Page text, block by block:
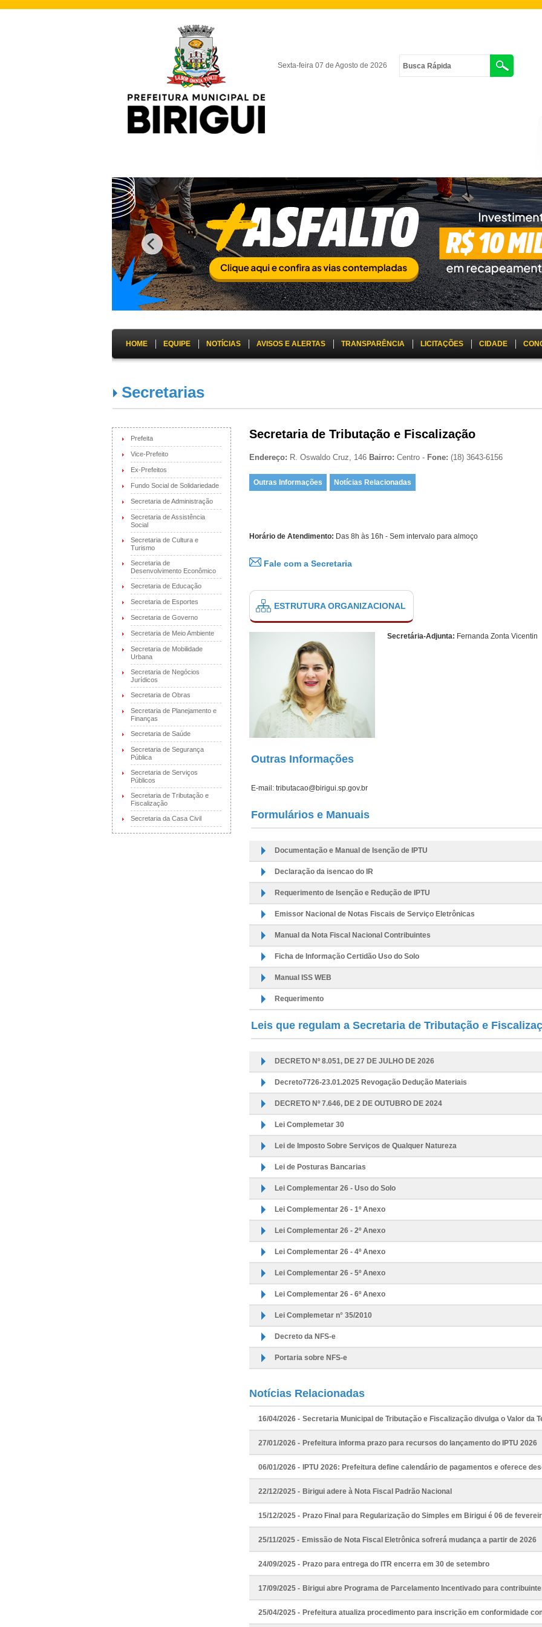
Sexta-feira 07 de Agosto de 2026
HOME EQUIPE NOTÍCIAS AVISOS E ALERTAS TRANSPARÊNCIA LICITAÇÕES CIDADE
Secretarias
Prefeita
Vice-Prefeito
Ex-Prefeitos
Fundo Social de Solidariedade
Secretaria de Administração
Secretaria de Assistência
Social
Secretaria de Cultura e
Turismo
Secretaria de
Desenvolvimento Econômico
Secretaria de Educação
Secretaria de Esportes
Secretaria de Governo
Secretaria de Meio Ambiente
Secretaria de Mobilidade
Urbana
Secretaria de Negócios
Jurídicos
Secretaria de Obras
Secretaria de Planejamento e
Finanças
Secretaria de Saúde
Secretaria de Segurança
Pública
Secretaria de Serviços
Públicos
Secretaria de Tributação e
Fiscalização
Secretaria da Casa Civil
Secretaria de Tributação e Fiscalização
Endereço: R. Oswaldo Cruz, 146 Bairro: Centro - Fone: (18) 3643-6156
Outras Informações Notícias Relacionadas
Horário de Atendimento: Das 8h às 16h - Sem intervalo para almoço
Fale com a Secretaria
ESTRUTURA ORGANIZACIONAL
Secretária-Adjunta: Fernanda Zonta Vicentin
Outras Informações
E-mail: tributacao@birigui.sp.gov.br
Formulários e Manuais
Documentação e Manual de Isenção de IPTU
Declaração da isencao do IR
Requerimento de Isenção e Redução de IPTU
Emissor Nacional de Notas Fiscais de Serviço Eletrônicas
Manual da Nota Fiscal Nacional Contribuintes
Ficha de Informação Certidão Uso do Solo
Manual ISS WEB
Requerimento
Leis que regulam a Secretaria de Tributação e
DECRETO Nº 8.051, DE 27 DE JULHO DE 2026
Decreto7726-23.01.2025 Revogação Dedução Materiais
DECRETO Nº 7.646, DE 2 DE OUTUBRO DE 2024
Lei Complemetar 30
Lei de Imposto Sobre Serviços de Qualquer Natureza
Lei de Posturas Bancarias
Lei Complementar 26 - Uso do Solo
Lei Complementar 26 - 1º Anexo
Lei Complementar 26 - 2º Anexo
Lei Complementar 26 - 4º Anexo
Lei Complementar 26 - 5º Anexo
Lei Complementar 26 - 6º Anexo
Lei Complemetar n° 35/2010
Decreto da NFS-e
Portaria sobre NFS-e
Notícias Relacionadas
16/04/2026 - Secretaria Municipal de Tributação e Fiscalização divulga o Valor da
27/01/2026 - Prefeitura informa prazo para recursos do lançamento do IPTU 2026
06/01/2026 - IPTU 2026: Prefeitura define calendário de pagamentos e oferece
22/12/2025 - Birigui adere à Nota Fiscal Padrão Nacional
15/12/2025 - Prazo Final para Regularização do Simples em Birigui é 06 de
25/11/2025 - Emissão de Nota Fiscal Eletrônica sofrerá mudança a partir de 2026
24/09/2025 - Prazo para entrega do ITR encerra em 30 de setembro
17/09/2025 - Birigui abre Programa de Parcelamento Incentivado para
25/04/2025 - Prefeitura atualiza procedimento para inscrição em conformidade